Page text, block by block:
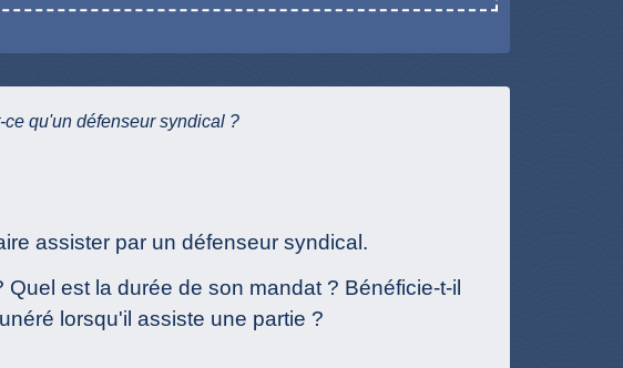
ce qu'un défenseur syndical ?
assister par un défenseur syndical.
est la durée de son mandat ? Bénéficie-t-il
lorsqu'il assiste une partie ?